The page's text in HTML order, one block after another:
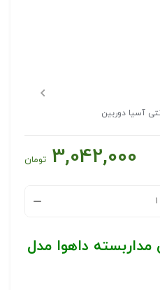
آسیا دوربین
3,042,000 تومان
مداربسته داهوا مدل